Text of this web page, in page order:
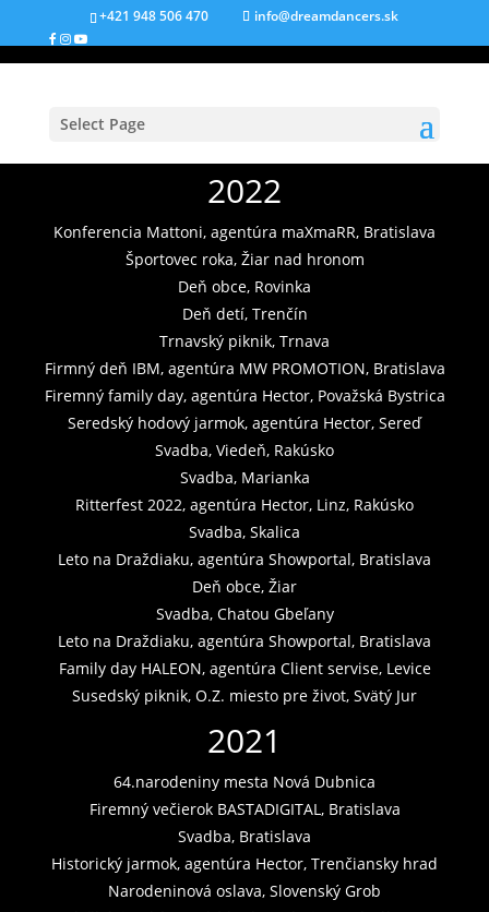
+421 948 506 470 info@dreamdancers.sk
Select Page
2022
Konferencia Mattoni, agentúra maXmaRR, Bratislava
Športovec roka, Žiar nad hronom
Deň obce, Rovinka
Deň detí, Trenčín
Trnavský piknik, Trnava
Firmný deň IBM, agentúra MW PROMOTION, Bratislava
Firemný family day, agentúra Hector, Považská Bystrica
Seredský hodový jarmok, agentúra Hector, Sereď
Svadba, Viedeň, Rakúsko
Svadba, Marianka
Ritterfest 2022, agentúra Hector, Linz, Rakúsko
Svadba, Skalica
Leto na Draždiaku, agentúra Showportal, Bratislava
Deň obce, Žiar
Svadba, Chatou Gbeľany
Leto na Draždiaku, agentúra Showportal, Bratislava
Family day HALEON, agentúra Client servise, Levice
Susedský piknik, O.Z. miesto pre život, Svätý Jur
2021
64.narodeniny mesta Nová Dubnica
Firemný večierok BASTADIGITAL, Bratislava
Svadba, Bratislava
Historický jarmok, agentúra Hector, Trenčiansky hrad
Narodeninová oslava, Slovenský Grob